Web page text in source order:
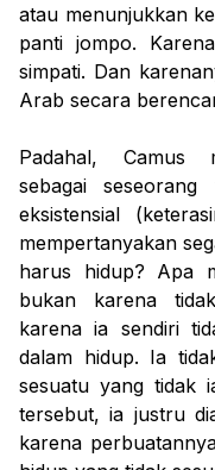
atau menunjukkan
panti jompo.
simpati. Dan
Arab secara
Padahal, Camus
sebagai
eksistensial
mempertanyakan
harus hidup? Apa
bukan karena
karena ia sendiri
dalam hidup. Ia
sesuatu yang tidak
tersebut, ia justru
karena